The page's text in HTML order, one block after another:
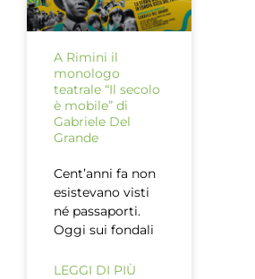
A Rimini il
monologo
teatrale “Il secolo
è mobile” di
Gabriele Del
Grande
Cent’anni fa non
esistevano visti
né passaporti.
Oggi sui fondali
LEGGI DI PIÙ